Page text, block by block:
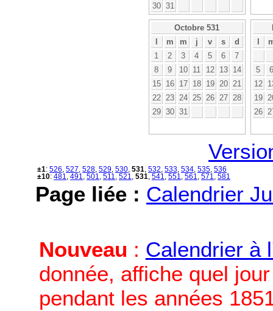
30 31
Octobre 531
l
m m j v s
d
1
2 3 4 5 6
7
8
9 10 11 12 13
14
15
16 17 18 19 20
21
22
23 24 25 26 27
28
29 30 31
l
5
6
12
19
26
±1: 526 527 528 529 530 531 532 533 534 535 536
±10: 481 491 501 511 521 531 541 551 561 571 581
Page liée : Calendrier
Nouveau : Calendrier à
donnée, affiche quel
pendant les années